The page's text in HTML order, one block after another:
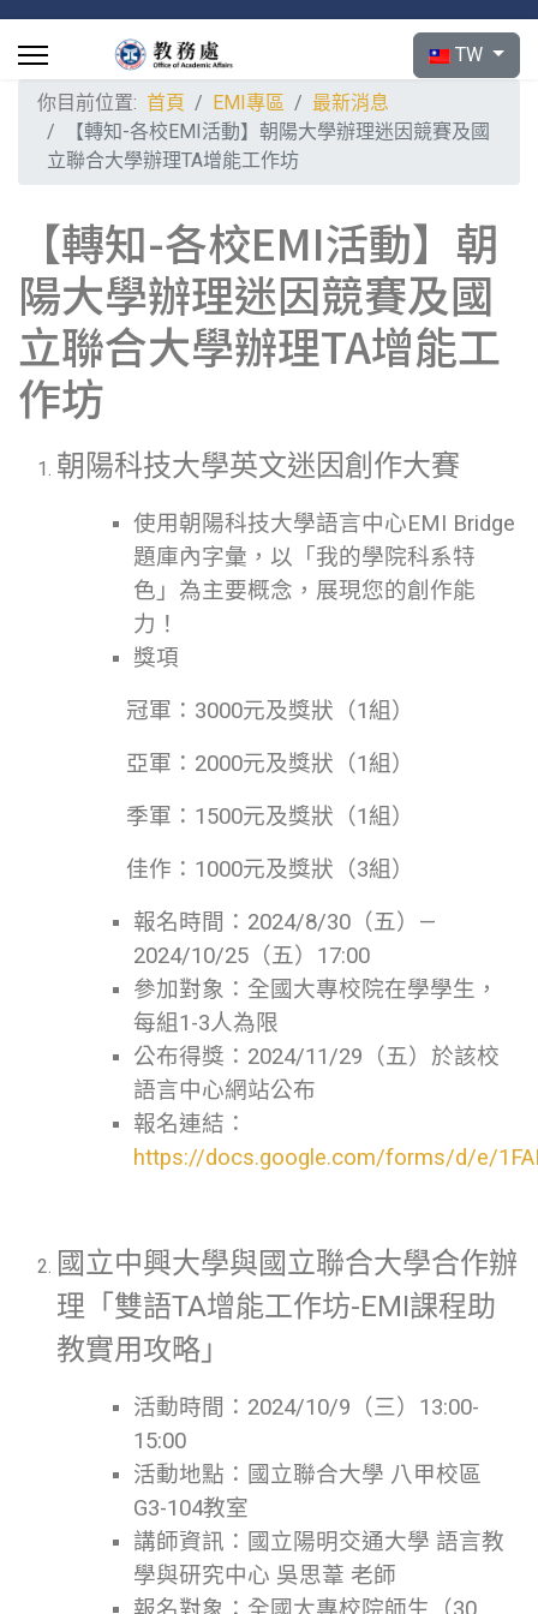
選擇你的語言
TW
你目前位置: 首頁 EMI專區
最新消息
【轉知-各校EMI活動】朝陽大學辦理迷因競賽及國
立聯合大學辦理TA增能工作坊
【轉知-各校EMI活動】朝
陽大學辦理迷因競賽及國
立聯合大學辦理TA增能工
作坊
朝陽科技大學英文迷因創作大賽
使用朝陽科技大學語言中心EMI Bridge
題庫內字彙，以「我的學院科系特
色」為主要概念，展現您的創作能
力！
獎項
冠軍：3000元及獎狀（1組）
亞軍：2000元及獎狀（1組）
季軍：1500元及獎狀（1組）
佳作：1000元及獎狀（3組）
報名時間：2024/8/30（五）­—
2024/10/25（五）17:00
參加對象：全國大專校院在學學生，
每組1-3人為限
公布得獎：2024/11/29（五）於該校
語言中心網站公布
報名連結：
https://docs.google.com/forms/d/e/
國立中興大學與國立聯合大學合作辦
理「雙語TA增能工作坊-EMI課程助
教實用攻略」
活動時間：2024/10/9（三）13:00-
15:00
活動地點：國立聯合大學 八甲校區
G3-104教室
講師資訊：國立陽明交通大學 語言教
學與研究中心 吳思葦 老師